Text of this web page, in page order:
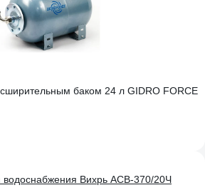
баком 24 л GIDRO FORCE